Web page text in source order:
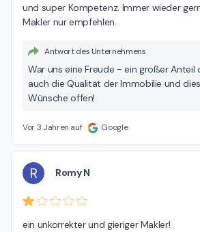
und super Kompetenz. Immer wieder
Makler nur empfehlen.
Antwort des Unternehmens
War uns eine Freude - ein großer Anteil
auch die Qualität der Immobilie und
Wünsche offen!
Vor 3 Jahren auf Google
R Romy N
ein unkorrekter und gieriger Makler!